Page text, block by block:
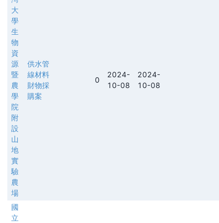
大
學
生
物
資
源
暨
農
學
院
附
設
山
地
實
驗
農
場
供水管
線材料
財物採
購案
0
2024-
10-08
2024-
10-08
國
立